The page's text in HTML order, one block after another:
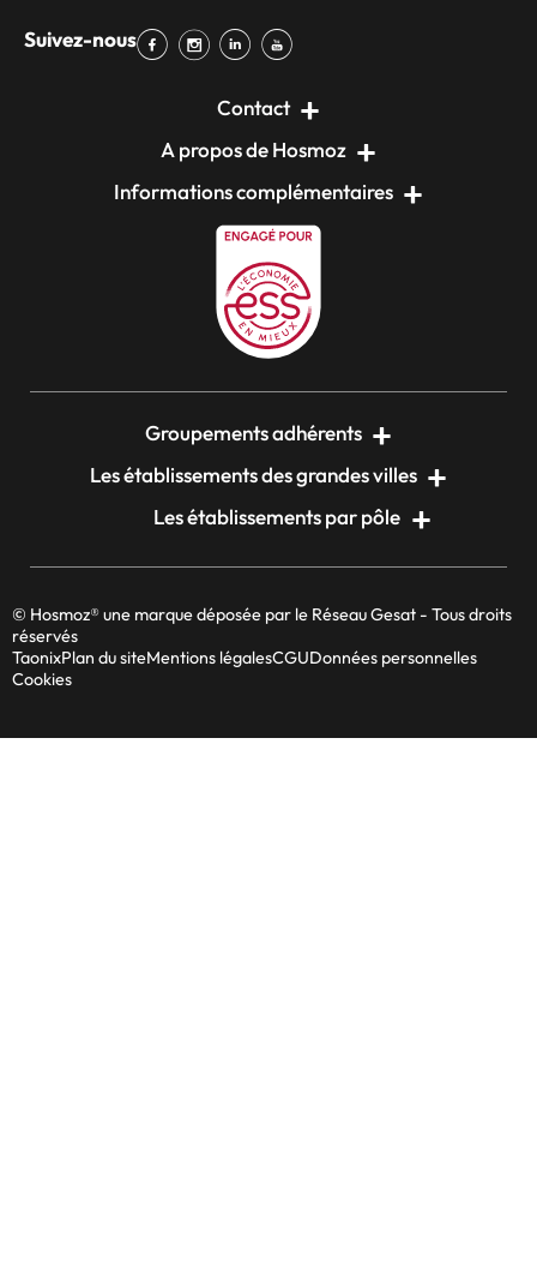
Suivez-nous
Contact
A propos de Hosmoz
Informations complémentaires
Groupements adhérents
Les établissements des grandes villes
Les établissements par pôle
© Hosmoz® une marque déposée par le Réseau Gesat - Tous droits
réservés
TaonixPlan du siteMentions légalesCGUDonnées personnelles
Cookies